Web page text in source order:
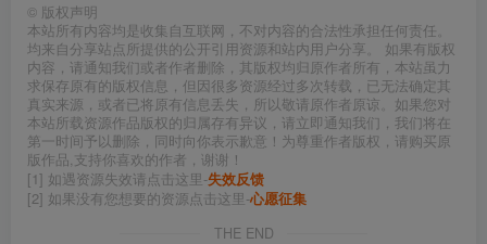
© 版权声明
本站所有内容均是收集自互联网，不对内容的合法性承担任何责任。
均来自分享站点所提供的公开引用资源和站内用户分享。 如果有版权
内容，请通知我们或者作者删除，其版权均归原作者所有，本站虽力
求保存原有的版权信息，但因很多资源经过多次转载，已无法确定其
真实来源，或者已将原有信息丢失，所以敬请原作者原谅。如果您对
本站所载资源作品版权的归属存有异议，请立即通知我们，我们将在
第一时间予以删除，同时向你表示歉意！为尊重作者版权，请购买原
版作品,支持你喜欢的作者，谢谢！
[1] 如遇资源失效请点击这里-失效反馈
[2] 如果没有您想要的资源点击这里-心愿征集
THE END